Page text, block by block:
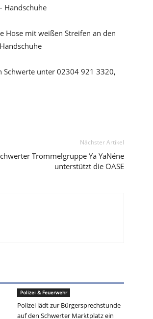
Handschuhe
Hose mit weißen Streifen an den
Schwerte unter 02304 921 3320,
Nächster Artikel
Trommelgruppe Ya YaNéne
unterstützt die OASE
Polizei & Feuerwehr
Polizei lädt zur Bürgersprechstunde
auf den Schwerter Marktplatz ein